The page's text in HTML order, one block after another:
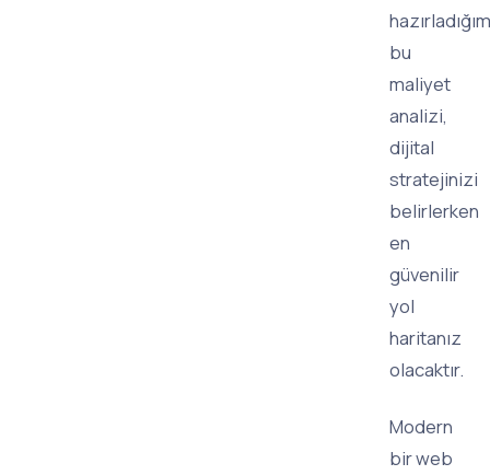
bu
maliyet
analizi,
dijital
stratejinizi
belirlerken
en
güvenilir
yol
haritanız
olacaktır.
Modern
bir web